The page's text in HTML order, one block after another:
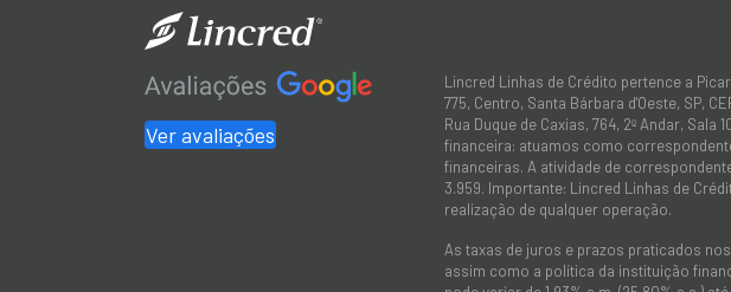
Ver avaliações
Lincred Linhas de Crédito pertence a
775, Centro, Santa Bárbara d'Oeste, SP,
Rua Duque de Caxias, 764, 2º Andar,
financeira: atuamos como
financeiras. A atividade de
3.959. Importante: Lincred Linhas de
realização de qualquer operação.
As taxas de juros e prazos praticados
assim como a política da instituição